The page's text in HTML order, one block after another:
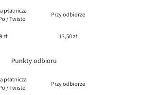
płatnicza
/ Twisto
Przy odbiorze
zł 13,50 zł
Punkty odbioru
płatnicza
/ Twisto
Przy odbiorze